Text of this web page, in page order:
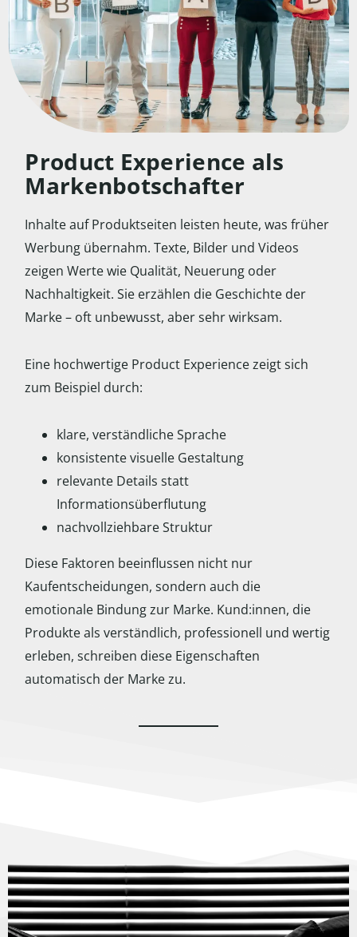
Product Experience als
Markenbotschafter
Inhalte auf Produktseiten leisten heute, was früher
Werbung übernahm. Texte, Bilder und Videos
zeigen Werte wie Qualität, Neuerung oder
Nachhaltigkeit. Sie erzählen die Geschichte der
Marke – oft unbewusst, aber sehr wirksam.
Eine hochwertige Product Experience zeigt sich
zum Beispiel durch:
klare, verständliche Sprache
konsistente visuelle Gestaltung
relevante Details statt
Informationsüberflutung
nachvollziehbare Struktur
Diese Faktoren beeinflussen nicht nur
Kaufentscheidungen, sondern auch die
emotionale Bindung zur Marke. Kund:innen, die
Produkte als verständlich, professionell und wertig
erleben, schreiben diese Eigenschaften
automatisch der Marke zu.